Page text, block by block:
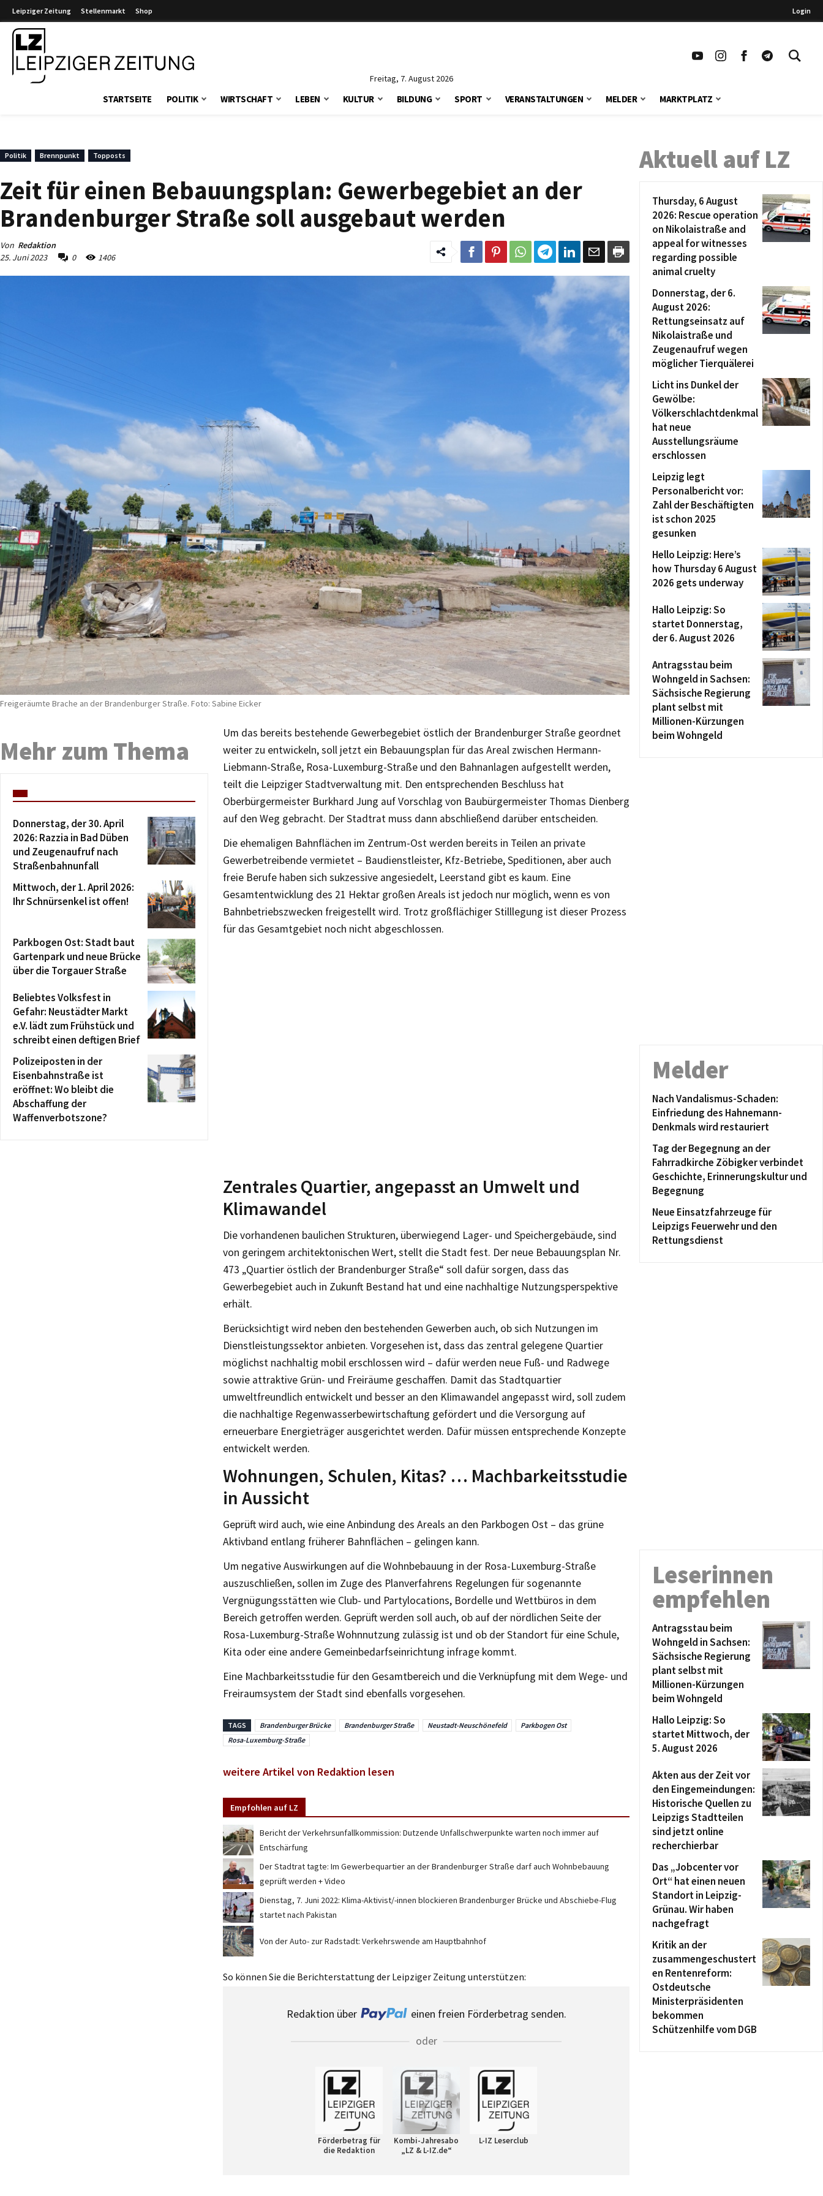
Leipziger Zeitung Stellenmarkt Shop Login
Freitag, 7. August 2026
STARTSEITE POLITIK WIRTSCHAFT LEBEN KULTUR BILDUNG SPORT VERANSTALTUNGEN MELDER MARKTPLATZ
Politik Brennpunkt Topposts
Zeit für einen Bebauungsplan: Gewerbegebiet an der
Brandenburger Straße soll ausgebaut werden
Von Redaktion
25. Juni 2023
0 1406
Freigeräumte Brache an der Brandenburger Straße. Foto: Sabine Eicker
Um das bereits bestehende Gewerbegebiet östlich der Brandenburger Straße geordnet
weiter zu entwickeln, soll jetzt ein Bebauungsplan für das Areal zwischen Hermann-
Liebmann-Straße, Rosa-Luxemburg-Straße und den Bahnanlagen aufgestellt werden,
teilt die Leipziger Stadtverwaltung mit. Den entsprechenden Beschluss hat
Oberbürgermeister Burkhard Jung auf Vorschlag von Baubürgermeister Thomas Dienberg
auf den Weg gebracht. Der Stadtrat muss dann abschließend darüber entscheiden.
Die ehemaligen Bahnflächen im Zentrum-Ost werden bereits in Teilen an private
Gewerbetreibende vermietet – Baudienstleister, Kfz-Betriebe, Speditionen, aber auch
freie Berufe haben sich sukzessive angesiedelt, Leerstand gibt es kaum. Eine
Gesamtentwicklung des 21 Hektar großen Areals ist jedoch nur möglich, wenn es von
Bahnbetriebszwecken freigestellt wird. Trotz großflächiger Stilllegung ist dieser Prozess
für das Gesamtgebiet noch nicht abgeschlossen.
Zentrales Quartier, angepasst an Umwelt und
Klimawandel
Die vorhandenen baulichen Strukturen, überwiegend Lager- und Speichergebäude, sind
von geringem architektonischen Wert, stellt die Stadt fest. Der neue Bebauungsplan Nr.
473 „Quartier östlich der Brandenburger Straße“ soll dafür sorgen, dass das
Gewerbegebiet auch in Zukunft Bestand hat und eine nachhaltige Nutzungsperspektive
erhält.
Berücksichtigt wird neben den bestehenden Gewerben auch, ob sich Nutzungen im
Dienstleistungssektor anbieten. Vorgesehen ist, dass das zentral gelegene Quartier
möglichst nachhaltig mobil erschlossen wird – dafür werden neue Fuß- und Radwege
sowie attraktive Grün- und Freiräume geschaffen. Damit das Stadtquartier
umweltfreundlich entwickelt und besser an den Klimawandel angepasst wird, soll zudem
die nachhaltige Regenwasserbewirtschaftung gefördert und die Versorgung auf
erneuerbare Energieträger ausgerichtet werden. Dafür müssen entsprechende Konzepte
entwickelt werden.
Wohnungen, Schulen, Kitas? … Machbarkeitsstudie
in Aussicht
Geprüft wird auch, wie eine Anbindung des Areals an den Parkbogen Ost – das grüne
Aktivband entlang früherer Bahnflächen – gelingen kann.
Um negative Auswirkungen auf die Wohnbebauung in der Rosa-Luxemburg-Straße
auszuschließen, sollen im Zuge des Planverfahrens Regelungen für sogenannte
Vergnügungsstätten wie Club- und Partylocations, Bordelle und Wettbüros in dem
Bereich getroffen werden. Geprüft werden soll auch, ob auf der nördlichen Seite der
Rosa-Luxemburg-Straße Wohnnutzung zulässig ist und ob der Standort für eine Schule,
Kita oder eine andere Gemeinbedarfseinrichtung infrage kommt.
Eine Machbarkeitsstudie für den Gesamtbereich und die Verknüpfung mit dem Wege- und
Freiraumsystem der Stadt sind ebenfalls vorgesehen.
TAGS Brandenburger Brücke Brandenburger Straße Neustadt-Neuschönefeld
Parkbogen Ost
Rosa-Luxemburg-Straße
weitere Artikel von Redaktion lesen
Empfohlen auf LZ
Bericht der Verkehrsunfallkommission: Dutzende Unfallschwerpunkte warten noch immer auf
Entschärfung
Der Stadtrat tagte: Im Gewerbequartier an der Brandenburger Straße darf auch Wohnbebauung
geprüft werden + Video
Dienstag, 7. Juni 2022: Klima-Aktivist/-innen blockieren Brandenburger Brücke und Abschiebe-Flug
startet nach Pakistan
Von der Auto- zur Radstadt: Verkehrswende am Hauptbahnhof
So können Sie die Berichterstattung der Leipziger Zeitung unterstützen:
Redaktion über
einen freien Förderbetrag senden.
oder
Förderbetrag für
die Redaktion
Kombi-Jahresabo
„LZ & L-IZ.de“
L-IZ Leserclub
Mehr zum Thema
Donnerstag, der 30. April
2026: Razzia in Bad Düben
und Zeugenaufruf nach
Straßenbahnunfall
Mittwoch, der 1. April 2026:
Ihr Schnürsenkel ist offen!
Parkbogen Ost: Stadt baut
Gartenpark und neue Brücke
über die Torgauer Straße
Beliebtes Volksfest in
Gefahr: Neustädter Markt
e.V. lädt zum Frühstück und
schreibt einen deftigen Brief
Polizeiposten in der
Eisenbahnstraße ist
eröffnet: Wo bleibt die
Abschaffung der
Waffenverbotszone?
Aktuell auf LZ
Thursday, 6 August
2026: Rescue operation
on Nikolaistraße and
appeal for witnesses
regarding possible
animal cruelty
Donnerstag, der 6.
August 2026:
Rettungseinsatz auf
Nikolaistraße und
Zeugenaufruf wegen
möglicher Tierquälerei
Licht ins Dunkel der
Gewölbe:
Völkerschlachtdenkmal
hat neue
Ausstellungsräume
erschlossen
Leipzig legt
Personalbericht vor:
Zahl der Beschäftigten
ist schon 2025
gesunken
Hello Leipzig: Here’s
how Thursday 6 August
2026 gets underway
Hallo Leipzig: So
startet Donnerstag,
der 6. August 2026
Antragsstau beim
Wohngeld in Sachsen:
Sächsische Regierung
plant selbst mit
Millionen-Kürzungen
beim Wohngeld
Melder
Nach Vandalismus-Schaden:
Einfriedung des Hahnemann-
Denkmals wird restauriert
Tag der Begegnung an der
Fahrradkirche Zöbigker verbindet
Geschichte, Erinnerungskultur und
Begegnung
Neue Einsatzfahrzeuge für
Leipzigs Feuerwehr und den
Rettungsdienst
Leserinnen
empfehlen
Antragsstau beim
Wohngeld in Sachsen:
Sächsische Regierung
plant selbst mit
Millionen-Kürzungen
beim Wohngeld
Hallo Leipzig: So
startet Mittwoch, der
5. August 2026
Akten aus der Zeit vor
den Eingemeindungen:
Historische Quellen zu
Leipzigs Stadtteilen
sind jetzt online
recherchierbar
Das „Jobcenter vor
Ort“ hat einen neuen
Standort in Leipzig-
Grünau. Wir haben
nachgefragt
Kritik an der
zusammengeschustert
en Rentenreform:
Ostdeutsche
Ministerpräsidenten
bekommen
Schützenhilfe vom DGB